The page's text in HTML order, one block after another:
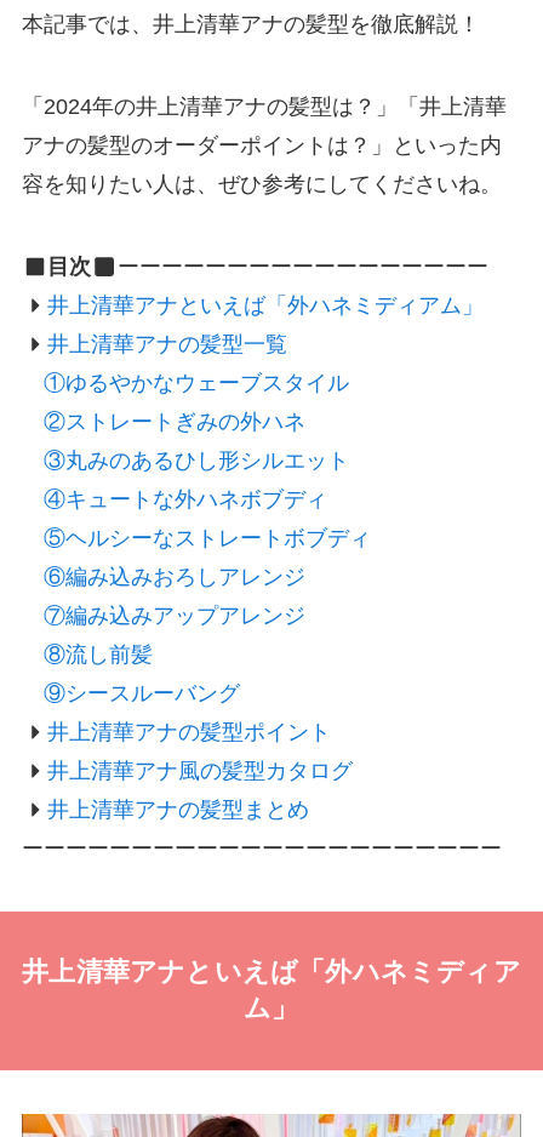
本記事では、井上清華アナの髪型を徹底解説！
「2024年の井上清華アナの髪型は？」「井上清華
アナの髪型のオーダーポイントは？」といった内
容を知りたい人は、ぜひ参考にしてくださいね。
目次
ーーーーーーーーーーーーーーーーー
井上清華アナといえば「外ハネミディアム」
井上清華アナの髪型一覧
①ゆるやかなウェーブスタイル
②ストレートぎみの外ハネ
③丸みのあるひし形シルエット
④キュートな外ハネボブディ
⑤ヘルシーなストレートボブディ
⑥編み込みおろしアレンジ
⑦編み込みアップアレンジ
⑧流し前髪
⑨シースルーバング
井上清華アナの髪型ポイント
井上清華アナ風の髪型カタログ
井上清華アナの髪型まとめ
ーーーーーーーーーーーーーーーーーーーーーー
井上清華アナといえば「外ハネミディア
ム」